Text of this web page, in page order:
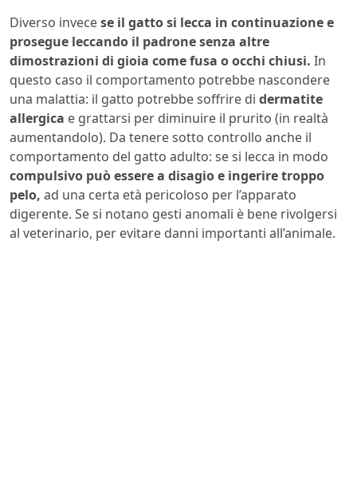
Diverso invecese il gatto si lecca in continuazione e
prosegue leccando il padrone senza altre
dimostrazioni di gioia come fusa o occhi chiusi. In
questo caso il comportamento potrebbe nascondere
una malattia: il gatto potrebbe soffrire di dermatite
allergica e grattarsi per diminuire il prurito (in realtà
aumentandolo). Da tenere sotto controllo anche il
comportamento del gatto adulto: se si lecca in modo
compulsivo può essere a disagio e ingerire troppo
pelo, ad una certa età pericoloso per l’apparato
digerente. Se si notano gesti anomali è bene rivolgersi
al veterinario, per evitare danni importanti all’animale.